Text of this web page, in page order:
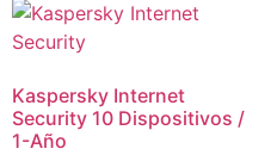
Kaspersky Internet
Security 10 Dispositivos /
1-Año